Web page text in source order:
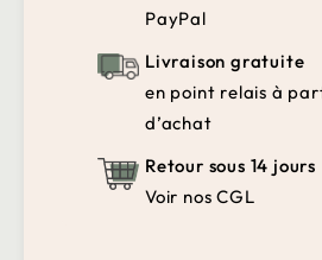
PayPal
Livraison gratuite
en point relais à
d’achat
Retour sous 14 jours
Voir nos CGL